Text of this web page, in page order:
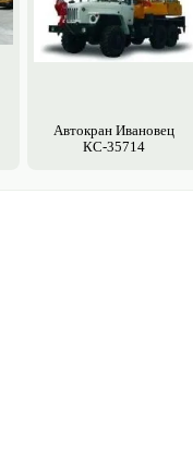
Авто­кран Ивановец
КС-35714